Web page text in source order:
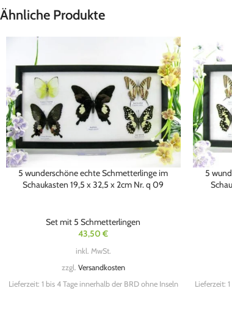
Ähnliche Produkte
5 wunderschöne echte Schmetterlinge im
Schaukasten 19,5 x 32,5 x 2cm Nr. q 09
Set mit 5 Schmetterlingen
43,50€
inkl. MwSt.
zzgl. Versandkosten
Lieferzeit: 1 bis 4 Tage innerhalb der BRD ohne Inseln
5
Lieferzeit: